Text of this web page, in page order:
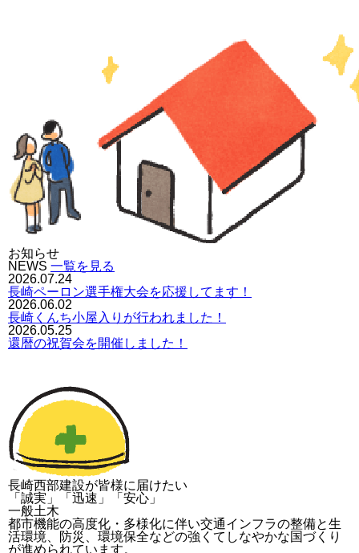
お知らせ
NEWS 一覧を見る
2026.07.24
長崎ペーロン選手権大会を応援してます！
2026.06.02
長崎くんち小屋入りが行われました！
2026.05.25
還暦の祝賀会を開催しました！
長崎西部建設が皆様に届けたい
「誠実」「迅速」「安心」
一般土木
都市機能の高度化・多様化に伴い交通インフラの整備と生
活環境、防災、環境保全などの強くてしなやかな国づくり
が進められています。